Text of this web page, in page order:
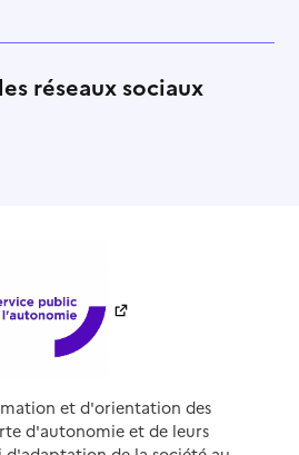
réseaux sociaux
et d'orientation des
d'autonomie et de leurs